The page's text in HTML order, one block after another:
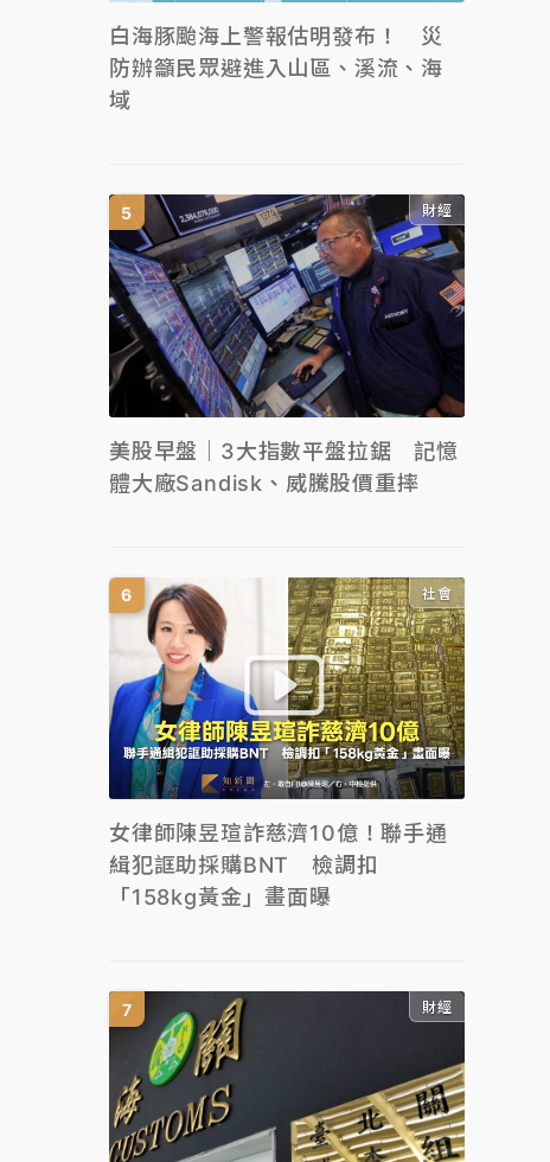
白海豚颱海上警報估明發布！ 災
防辦籲民眾避進入山區、溪流、海
域
財經
美股早盤｜3大指數平盤拉鋸 記憶
體大廠Sandisk、威騰股價重摔
社會
女律師陳昱瑄詐慈濟10億！聯手通
緝犯誆助採購BNT 檢調扣
「158kg黃金」畫面曝
財經